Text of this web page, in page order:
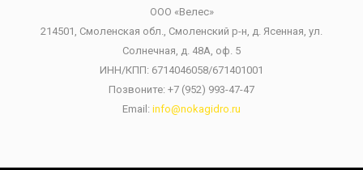
ООО «Велес»
214501, Смоленская обл., Смоленский р-н, д. Ясенная, ул.
Солнечная, д. 48А, оф. 5
ИНН/КПП: 6714046058/671401001
Позвоните: +7 (952) 993-47-47
Email: info@nokagidro.ru